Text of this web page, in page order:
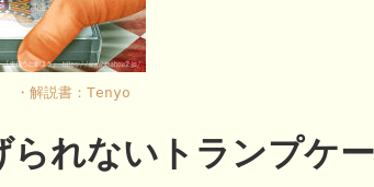
・解説書：Tenyo
られないトランプケ